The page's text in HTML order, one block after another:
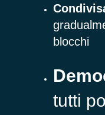
blocchi
tutti